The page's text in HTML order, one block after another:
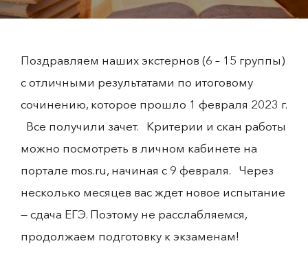
Поздравляем наших экстернов (6 – 15 группы)
с отличными результатами по итоговому
сочинению, которое прошло 1 февраля 2023 г.
Все получили зачет. Критерии и скан работы
можно посмотреть в личном кабинете на
портале mos.ru, начиная с 9 февраля. Через
несколько месяцев вас ждет новое испытание
— сдача ЕГЭ. Поэтому не расслабляемся,
продолжаем подготовку к экзаменам!